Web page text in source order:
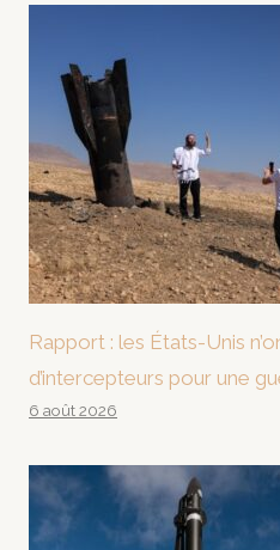
Rapport : les États-Unis
d’intercepteurs pour une
6 août 2026